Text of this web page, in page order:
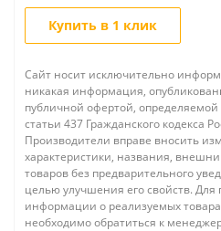
Купить в 1 клик
Сайт носит исключительно
никакая информация,
публичной офертой,
статьи 437 Гражданского кодекса
Производители вправе вносить
характеристики, названия,
товаров без предварительного
целью улучшения его свойств. Для
информации о реализуемых
необходимо обратиться к